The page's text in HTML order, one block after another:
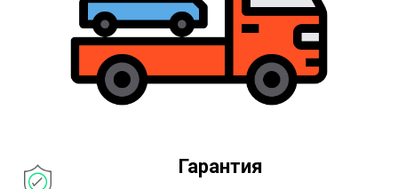
Гарантия